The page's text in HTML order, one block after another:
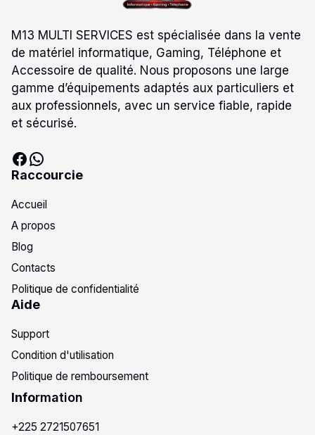
M13 MULTI SERVICES est spécialisée dans la vente
de matériel informatique, Gaming, Téléphone et
Accessoire de qualité. Nous proposons une large
gamme d’équipements adaptés aux particuliers et
aux professionnels, avec un service fiable, rapide
et sécurisé.
Raccourcie
Accueil
A propos
Blog
Contacts
Politique de confidentialité
Aide
Support
Condition d'utilisation
Politique de remboursement
Information
+225 2721507651